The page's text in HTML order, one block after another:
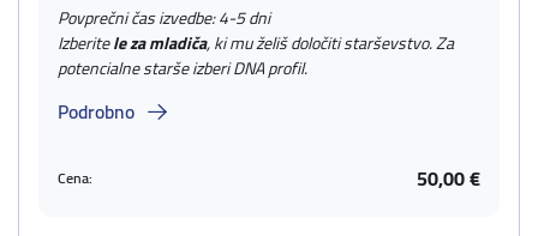
Povprečni čas izvedbe: 4-5 dni
Izberitele za mladiča, ki mu želiš določiti starševstvo. Za
potencialne starše izberi DNA profil.
Podrobno
Cena: 50,00 €